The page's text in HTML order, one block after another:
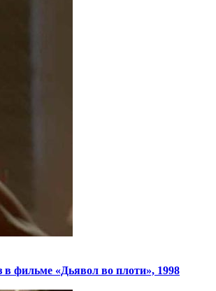
фильме «Дьявол во плоти», 1998